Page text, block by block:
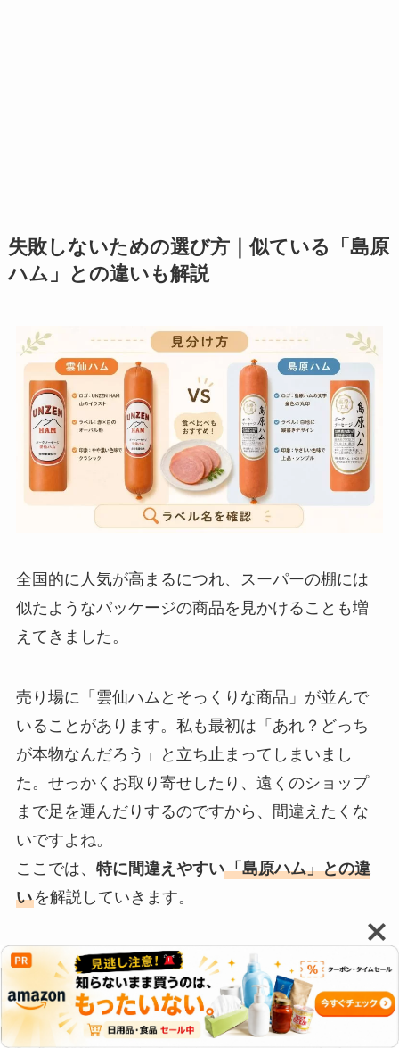
失敗しないための選び方｜似ている「島原
ハム」との違いも解説
全国的に人気が高まるにつれ、スーパーの棚には
似たようなパッケージの商品を見かけることも増
えてきました。
売り場に「雲仙ハムとそっくりな商品」が並んで
いることがあります。私も最初は「あれ？どっち
が本物なんだろう」と立ち止まってしまいまし
た。せっかくお取り寄せしたり、遠くのショップ
まで足を運んだりするのですから、間違えたくな
いですよね。
ここでは、 特に間違えやすい「島原ハム」との違
いを解説していきます。
本物の証「雲仙岳をイメージした」イラスト
せっかくの休日の食卓を彩るなら、妥協せずに本